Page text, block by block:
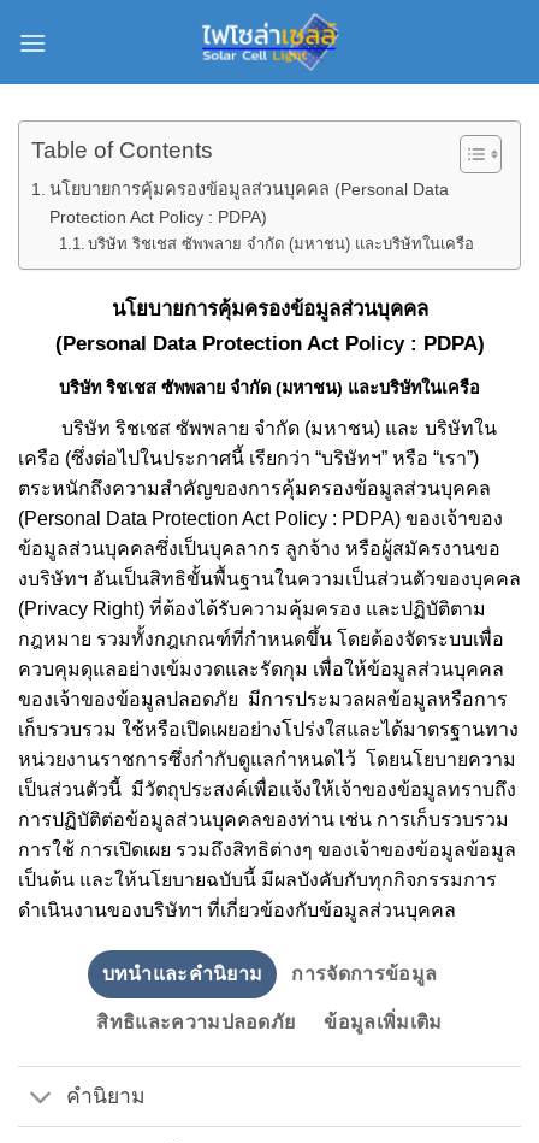
Table of Contents
นโยบายการคุ้มครองข้อมูลส่วนบุคคล (Personal Data
Protection Act Policy : PDPA)
บริษัท ริชเชส ซัพพลาย จำกัด (มหาชน) และบริษัทในเครือ
นโยบายการคุ้มครองข้อมูลส่วนบุคคล
(Personal Data Protection Act Policy : PDPA)
บริษัท ริชเชส ซัพพลาย จำกัด (มหาชน) และบริษัทในเครือ
บริษัท ริชเชส ซัพพลาย จำกัด (มหาชน) และ บริษัทใน
เครือ (ซึ่งต่อไปในประกาศนี้ เรียกว่า “บริษัทฯ” หรือ “เรา”)
ตระหนักถึงความสำคัญของการคุ้มครองข้อมูลส่วนบุคคล
(Personal Data Protection Act Policy : PDPA) ของเจ้าของ
ข้อมูลส่วนบุคคลซึ่งเป็นบุคลากร ลูกจ้าง หรือผู้สมัครงานขอ
งบริษัทฯ อันเป็นสิทธิขั้นพื้นฐานในความเป็นส่วนตัวของบุคคล
(Privacy Right) ที่ต้องได้รับความคุ้มครอง และปฏิบัติตาม
กฎหมาย รวมทั้งกฎเกณฑ์ที่กำหนดขึ้น โดยต้องจัดระบบเพื่อ
ควบคุมดุแลอย่างเข้มงวดและรัดกุม เพื่อให้ข้อมูลส่วนบุคคล
ของเจ้าของข้อมูลปลอดภัย มีการประมวลผลข้อมูลหรือการ
เก็บรวบรวม ใช้หรือเปิดเผยอย่างโปร่งใสและได้มาตรฐานทาง
หน่วยงานราชการซึ่งกำกับดูแลกำหนดไว้ โดยนโยบายความ
เป็นส่วนตัวนี้ มีวัตถุประสงค์เพื่อแจ้งให้เจ้าของข้อมูลทราบถึง
การปฏิบัติต่อข้อมูลส่วนบุคคลของท่าน เช่น การเก็บรวบรวม
การใช้ การเปิดเผย รวมถึงสิทธิต่างๆ ของเจ้าของข้อมูลข้อมูล
เป็นต้น และให้นโยบายฉบับนี้ มีผลบังคับกับทุกกิจกรรมการ
ดำเนินงานของบริษัทฯ ที่เกี่ยวข้องกับข้อมูลส่วนบุคคล
บทนำและคำนิยาม การจัดการข้อมูล
สิทธิและความปลอดภัย ข้อมูลเพิ่มเติม
คำนิยาม